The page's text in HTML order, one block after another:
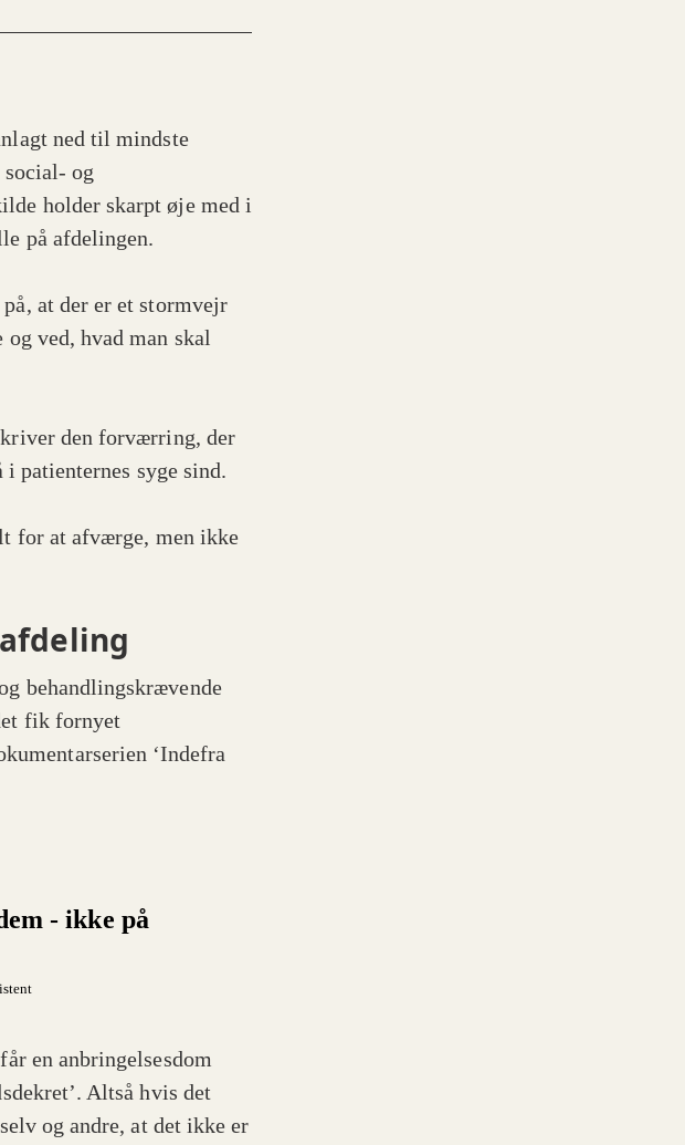
ned til mindste
og
holder skarpt øje med i
på afdelingen.
at der er et stormvejr
ved, hvad man skal
den forværring, der
patienternes syge sind.
for at afværge, men ikke
behandlingskrævende
fik fornyet
‘Indefra
- ikke på
en anbringelsesdom
Altså hvis det
og andre, at det ikke er